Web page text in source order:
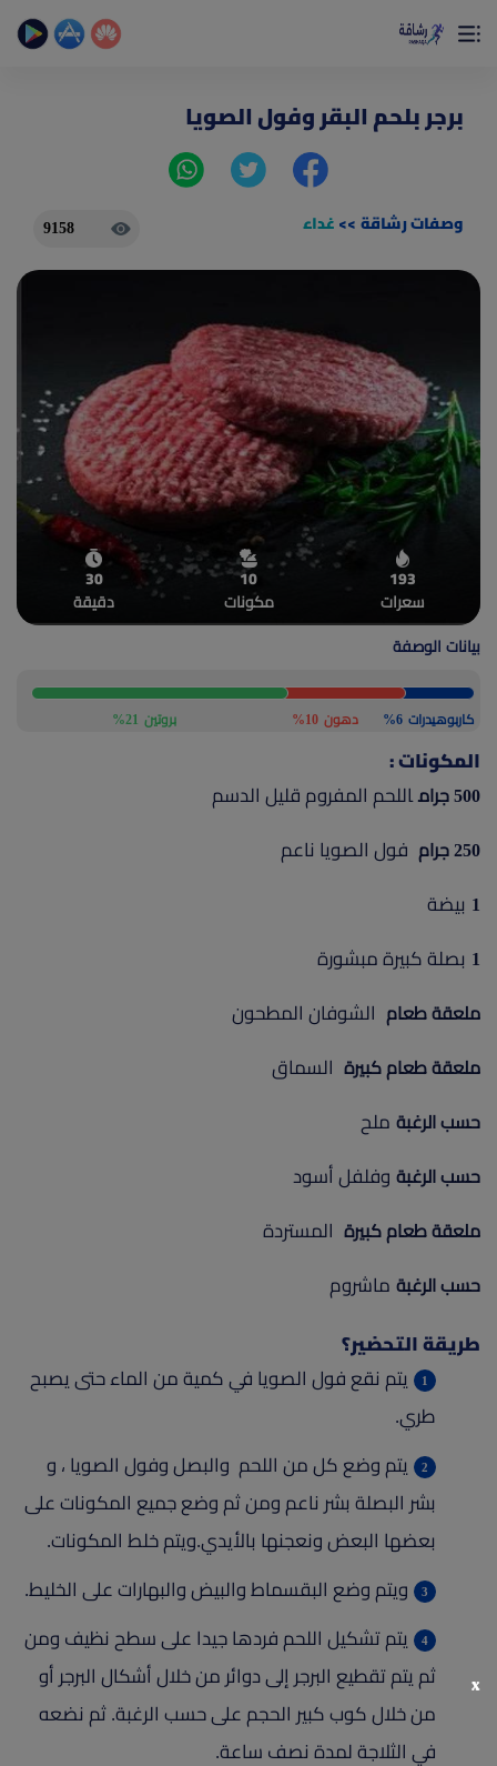
×
حساب الخطوات اليومية _ حساب السعرات _ تمارين منزلية
ادوات رشاقة
من نحن(current)
الأسئلة الشائعة
أعلن معنا(current)
برجر بلحم البقر وفول الصويا
وصفات رشاقة>>غداء 9158
193
سعرات
10
مكونات
30
دقيقة
بيانات الوصفة
كاربوهيدرات 6% دهون 10% بروتين 21%
المكونات :
500 جرام اللحم المفروم قليل الدسم
250 جرام فول الصويا ناعم
1 بيضة
1 بصلة كبيرة مبشورة
ملعقة طعام الشوفان المطحون
ملعقة طعام كبيرة السماق
حسب الرغبة ملح
حسب الرغبة وفلفل أسود
ملعقة طعام كبيرة المستردة
حسب الرغبة ماشروم
طريقة التحضير؟
يتم نقع فول الصويا في كمية من الماء حتى يصبح
طري.
يتم وضع كل من اللحم والبصل وفول الصويا ، و
بشر البصلة بشر ناعم ومن ثم وضع جميع المكونات على
بعضها البعض ونعجنها بالأيدي.ويتم خلط المكونات.
ويتم وضع البقسماط والبيض والبهارات على الخليط.
يتم تشكيل اللحم فردها جيدا على سطح نظيف ومن
ثم يتم تقطيع البرجر إلى دوائر من خلال أشكال البرجر أو
من خلال كوب كبير الحجم على حسب الرغبة. ثم نضعه
في الثلاجة لمدة نصف ساعة.
x